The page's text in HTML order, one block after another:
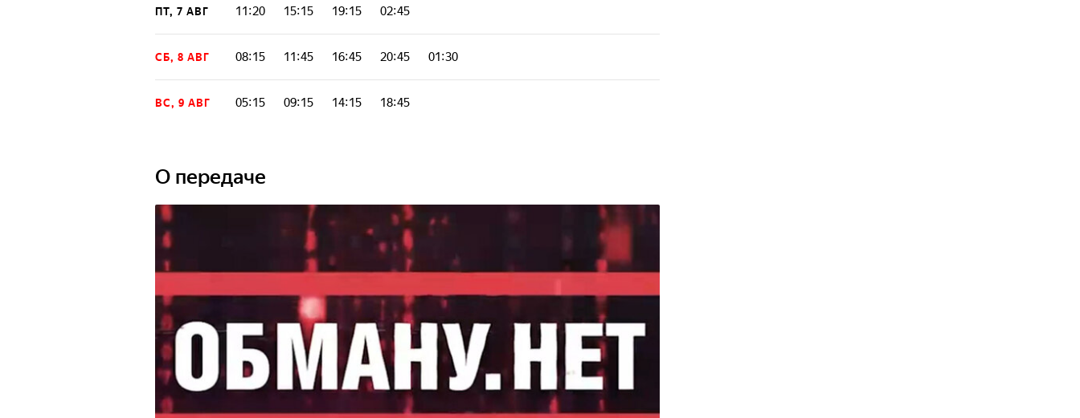
ПТ, 7 АВГ 11:20 15:15 19:15 02:45
СБ, 8 АВГ 08:15 11:45 16:45 20:45 01:30
ВС, 9 АВГ 05:15 09:15 14:15 18:45
О передаче